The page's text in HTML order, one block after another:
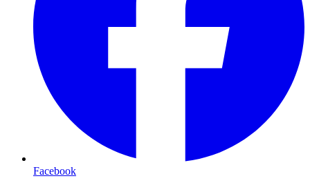
Facebook